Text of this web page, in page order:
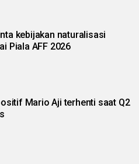
kebijakan naturalisasi
Piala AFF 2026
Mario Aji terhenti saat Q2